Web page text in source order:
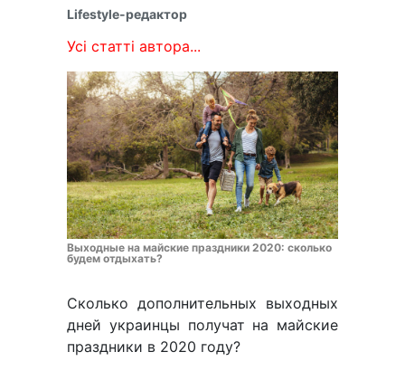
Lifestyle-редактор
Усі статті автора...
Выходные на майские праздники 2020: сколько
будем отдыхать?
Сколько дополнительных выходных
дней украинцы получат на майские
праздники в 2020 году?